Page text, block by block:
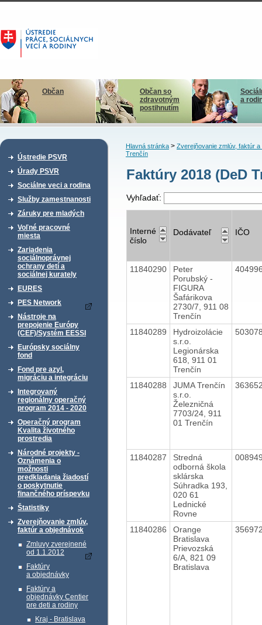
Občan
Občan so
zdravotným
postihnutím
a
Ústredie PSVR
Úrady PSVR
Sociálne veci a rodina
Služby zamestnanosti
Záruky pre mladých
Voľné pracovné
miesta
Zariadenia
sociálnoprávnej
ochrany detí a
sociálnej kurately
EURES
PES Network
Nástroje na
prepojenie Európy
(CEF)/Systém EESSI
Európsky sociálny
fond
Fond pre azyl,
migráciu a integráciu
Integrovaný
regionálny operačný
program 2014 - 2020
Operačný program
Kvalita životného
prostredia
Národné projekty -
Oznámenia o
možnosti
predkladania žiadostí
o poskytnutie
finančného príspevku
Štatistiky
Zverejňovanie zmlúv,
faktúr a objednávok
Zmluvy zverejnené
od 1.1.2012
Faktúry
a objednávky
Faktúry a
objednávky Centier
pre deti a rodiny
Kraj - Bratislava
Hlavná stránka> Zverejňovanie zmlúv, faktúr a
Trenčín
Faktúry 2018 (DeD
Vyhľadať:
Interné
číslo
Dodávateľ IČO
11840290
Peter
Porubský -
FIGURA
Šafárikova
2730/7, 911 08
Trenčín
11840289
Hydroizolácie
s.r.o.
Legionárska
618, 911 01
Trenčín
11840288
JUMA Trenčín
s.r.o.
Železničná
7703/24, 911
01 Trenčín
11840287
Stredná
odborná škola
sklárska
Súhradka 193,
020 61
Lednické
Rovne
11840286
Orange
Bratislava
Prievozská
6/A, 821 09
Bratislava